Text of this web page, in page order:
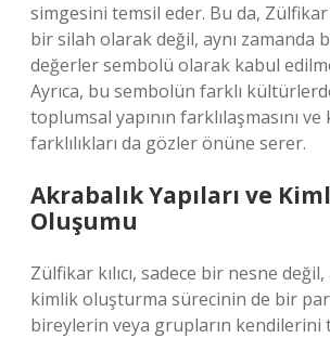
simgesini temsil eder. Bu da, Zülfikar
bir silah olarak değil, aynı zamanda
değerler sembolü olarak kabul
Ayrıca, bu sembolün farklı
toplumsal yapının farklılaşmasını
farklılıkları da gözler önüne serer.
Akrabalık Yapıları ve
Oluşumu
Zülfikar kılıcı, sadece bir nesne
kimlik oluşturma sürecinin de bir
bireylerin veya grupların kendilerini